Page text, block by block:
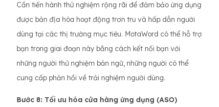
Cần tiến hành thử nghiệm rộng rãi để đảm bảo ứng dụng
được bản địa hóa hoạt động trơn tru và hấp dẫn người
dùng tại các thị trường mục tiêu. MotaWord có thể hỗ trợ
bạn trong giai đoạn này bằng cách kết nối bạn với
những người thử nghiệm bản ngữ, những người có thể
cung cấp phản hồi về trải nghiệm người dùng.
Bước 8: Tối ưu hóa cửa hàng ứng dụng (ASO)